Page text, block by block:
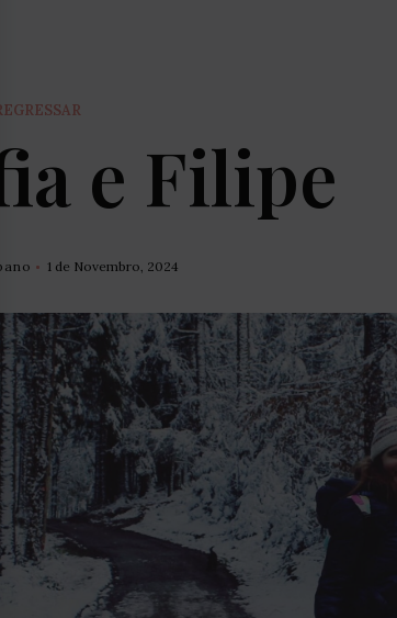
e Filipe
1 de Novembro, 2024